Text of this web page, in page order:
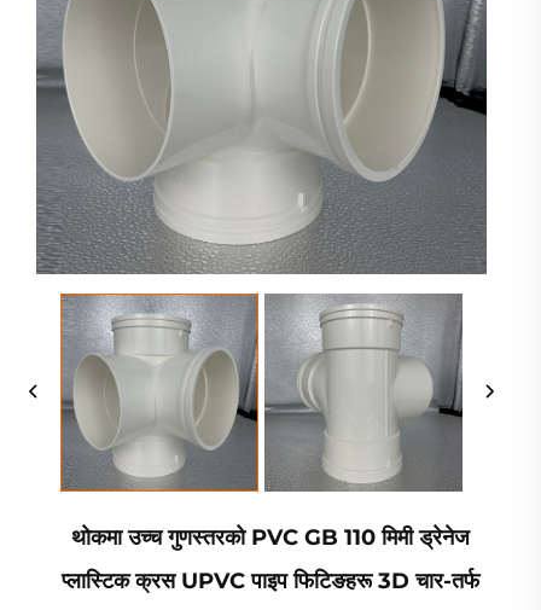
थोकमा उच्च गुणस्तरको PVC GB 110 मिमी ड्रेनेज
प्लास्टिक क्रस UPVC पाइप फिटिङहरू 3D चार-तर्फ